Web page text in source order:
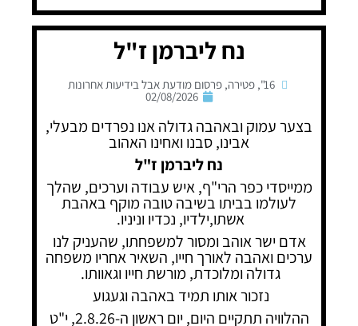
נח ליברמן ז"ל
16"
, פטירה, פרסום מודעת אבל בידיעות אחרונות
02/08/2026
בצער עמוק ובאהבה גדולה אנו נפרדים מבעלי,
אבינו, סבנו ואחינו האהוב
נח ליברמן ז"ל
ממייסדי כפר הרי"ף, איש עבודה וערכים, שהלך
לעולמו בביתו בשיבה טובה מוקף באהבת
אשתו,ילדיו, נכדיו וניניו.
אדם ישר אוהב ומסור למשפחתו, שהעניק לנו
ערכים ואהבה לאורך חייו, השאיר אחריו משפחה
גדולה ומלוכדת, מורשת חייו וגאוותו.
נזכור אותו תמיד באהבה וגעגוע
ההלוויה תתקיים היום, יום ראשון ה-2.8.26, י"ט